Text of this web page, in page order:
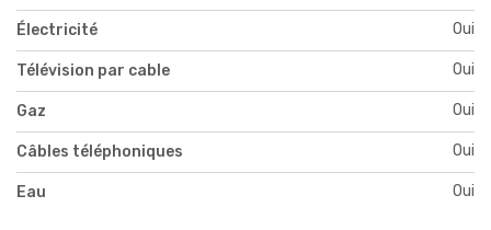
Électricité Oui
Télévision par cable Oui
Gaz Oui
Câbles téléphoniques Oui
Eau Oui